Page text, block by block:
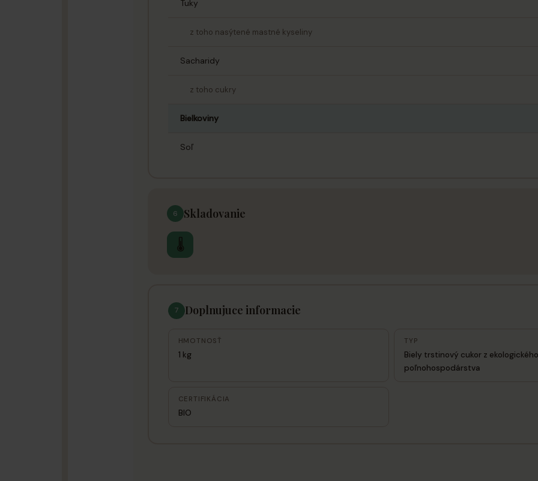
Tuky
z toho nasýtené mastné kyseliny
Sacharidy
z toho cukry
Bielkoviny
Soľ
6 Skladovanie
🌡
7 Doplnujuce informacie
HMOTNOSŤ
1 kg
TYP
Biely trstinový cukor z ekologického
poľnohospodárstva
CERTIFIKÁCIA
BIO